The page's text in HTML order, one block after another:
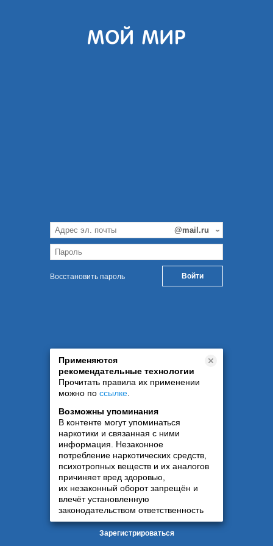
Восстановить пароль
Применяются
рекомендательные технологии
Прочитать правила их применении
можно по ссылке
Возможны упоминания
В контенте могут упоминаться
наркотики и связанная с ними
информация. Незаконное
потребление наркотических средств,
психотропных веществ и их аналогов
причиняет вред здоровью,
их незаконный оборот запрещён и
влечёт установленную
законодательством ответственность
Зарегистрироваться